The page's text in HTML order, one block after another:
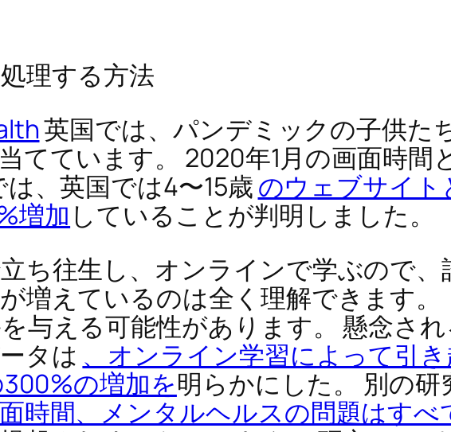
理する方法
英国では、パンデミックの子供た
てています。 2020年1月の画面時間
、英国では4〜15歳のウェブサイ
増加 していることが判明しました。
ち往生し、オンラインで学ぶので、
増えているのは全く理解できます。
与える可能性があります。 懸念さ
タは 、オンライン学習によって引
の増加を明らかにした。 別の研
時間、メンタルヘルスの問題はすべ